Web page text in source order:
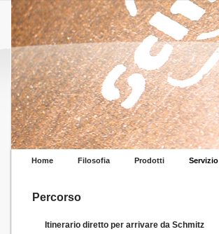
Home Filosofia Prodotti Servizio
Percorso
Itinerario diretto per arrivare da Schmitz